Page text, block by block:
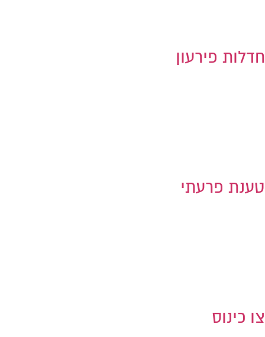
חדלות פירעון
טענת פרעתי
צו כינוס